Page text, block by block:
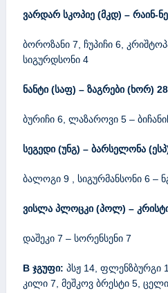
ვარდარ სკოპიე (მკდ) – რაინ-
ბოროზანი 7, ჩუპიჩი 6,
სიგურდსონი 4
ნანტი (საფ) – ზაგრები (ხორ)
ბურიჩი 6, ლაზაროვი 5 –
სეგედი (უნგ) – ბარსელონა
ბალოგი 9 , სიგურმანსონი 6 –
ვისლა პლოცკი (პოლ) –
დაშეკი 7 – სორენსენი 7
B ჯგუფი: პსჟ 14, ფლენზბურგი
კილი 7, მეშკოვ ბრესტი 5,